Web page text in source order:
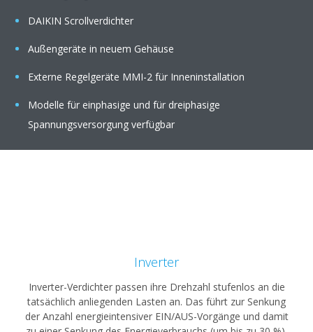
DAIKIN Scrollverdichter
Außengeräte in neuem Gehäuse
Externe Regelgeräte MMI-2 für Inneninstallation
Modelle für einphasige und für dreiphasige
Spannungsversorgung verfügbar
Inverter
Inverter-Verdichter passen ihre Drehzahl stufenlos an die
tatsächlich anliegenden Lasten an. Das führt zur Senkung
der Anzahl energieintensiver EIN/AUS-Vorgänge und damit